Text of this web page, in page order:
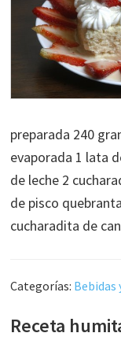
preparada 240
evaporada 1 lata
de leche 2
de pisco
cucharadita de
Categorías: Bebidas
Receta